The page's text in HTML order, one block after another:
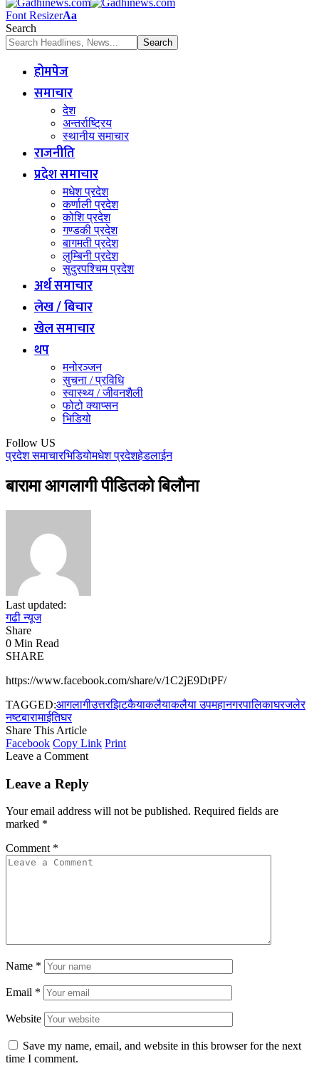
Font ResizerAa
Search
होमपेज
समाचार
देश
अन्तर्राष्ट्रिय
स्थानीय समाचार
राजनीति
प्रदेश समाचार
मधेश प्रदेश
कर्णाली प्रदेश
कोशि प्रदेश
गण्डकी प्रदेश
बागमती प्रदेश
लुम्बिनी प्रदेश
सुदुरपश्चिम प्रदेश
अर्थ समाचार
लेख / बिचार
खेल समाचार
थप
मनोरञ्जन
सुचना / प्रविधि
स्वास्थ्य / जीवनशैली
फोटो क्याप्सन
भिडियो
Follow US
प्रदेश समाचारभिडियोमधेश प्रदेशहेडलाईन
बारामा आगलागी पीडितको बिलाैना
Last updated:
गढी न्यूज
Share
0 Min Read
SHARE
https://www.facebook.com/share/v/1C2jE9DtPF/
TAGGED:आगलागीउत्तरझिटकैयाकलैयाकलैया उपमहानगरपालिकाघरजलेर
नष्टबारामाईतिघर
Share This Article
Facebook Copy Link Print
Leave a Comment
Leave a Reply
Your email address will not be published. Required fields are
marked *
Comment *
Name *
Email *
Website
Save my name, email, and website in this browser for the next
time I comment.